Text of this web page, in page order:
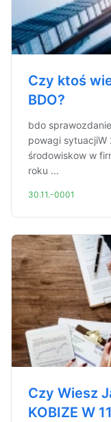
Czy ktoś
BDO?
bdo
powagi sytuacjiW
środowiskow w
roku ...
30.11.-0001
Czy Wiesz
KOBIZE W